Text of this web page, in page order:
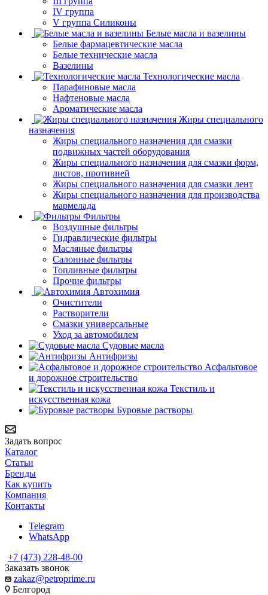
IV группа
V группа Силиконы
Белые масла и вазелины
Белые фармацевтические масла
Белые технические масла
Вазелины
Технологические масла
Парафиновые масла
Нафтеновые масла
Ароматические масла
Жиры специального
назначения
Жиры специального назначения для смазки
подвижных частей оборудования
Жиры специального назначения для смазки форм,
листов, противней
Жиры специального назначения для смазки лент
Жиры специального назначения для производства
мармелада
Фильтры
Воздушные фильтры
Гидравлические фильтры
Масляные фильтры
Салонные фильтры
Топливные фильтры
Прочие фильтры
Автохимия
Очистители
Растворители
Смазки универсальные
Уход за автомобилем
Судовые масла
Антифризы
Асфальтовое
и дорожное строительство
Текстиль и
искусственная кожа
Буровые растворы
Задать вопрос
Каталог
Статьи
Бренды
Как купить
Компания
Контакты
Telegram
WhatsApp
+7 (473) 228-48-00
Заказать звонок
zakaz@petroprime.ru
Белгород